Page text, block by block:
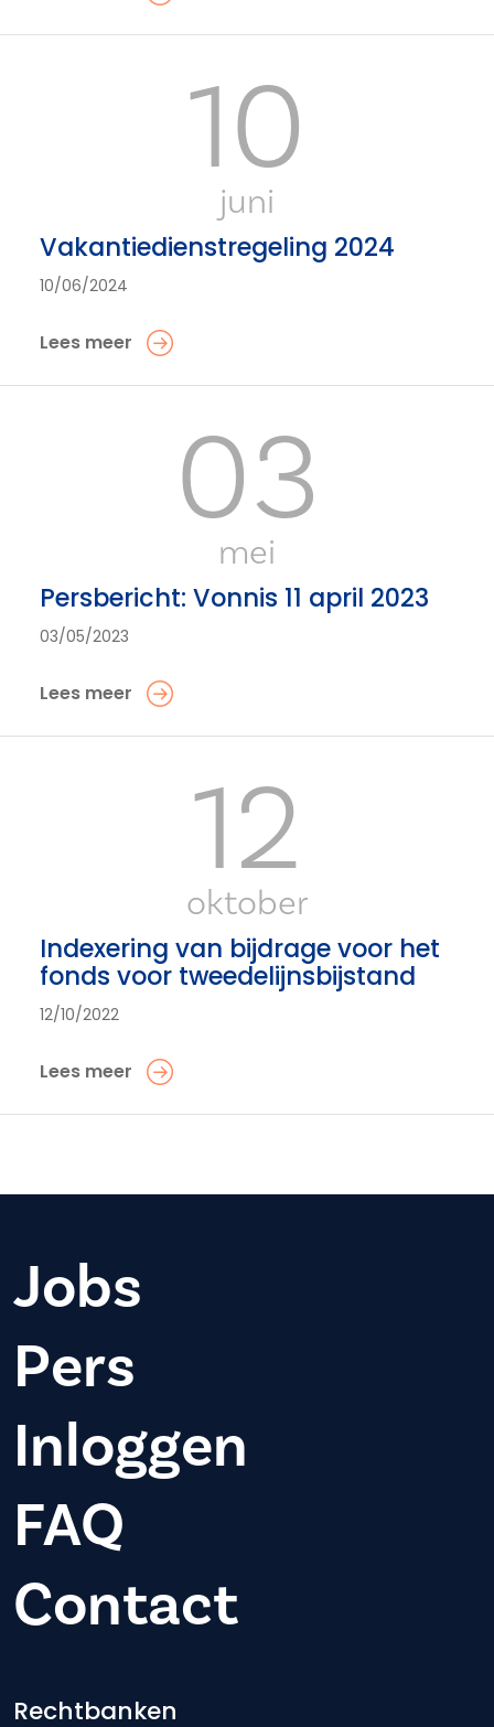
10
juni
Vakantiedienstregeling 2024
10/06/2024
Lees meer
03
mei
Persbericht: Vonnis 11 april 2023
03/05/2023
Lees meer
12
oktober
Indexering van bijdrage voor het
fonds voor tweedelijnsbijstand
12/10/2022
Lees meer
Jobs
Pers
Inloggen
FAQ
Contact
Rechtbanken